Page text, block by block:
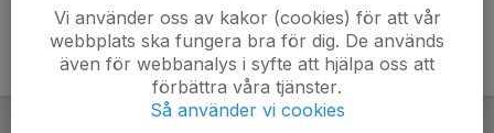
Vi använder oss av kakor (cookies) för att vår
webbplats ska fungera bra för dig. De används
även för webbanalys i syfte att hjälpa oss att
förbättra våra tjänster.
Så använder vi cookies